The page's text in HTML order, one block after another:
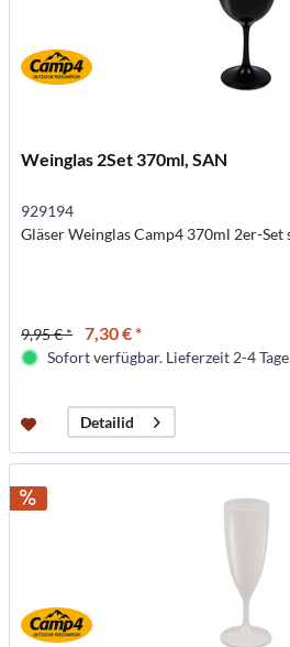
Weinglas 2Set 370ml, SAN
929194
Gläser Weinglas Camp4 370ml 2er-Set
9,95 € * 7,30 € *
Sofort verfügbar. Lieferzeit 2-4
Detailid